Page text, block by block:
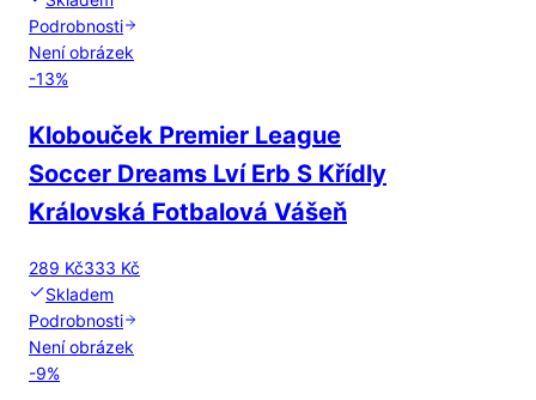
Podrobnosti
Není obrázek
-13%
Klobouček Premier League
Soccer Dreams Lví Erb S Křídly
Královská Fotbalová Vášeň
289 Kč333 Kč
Skladem
Podrobnosti
Není obrázek
-9%